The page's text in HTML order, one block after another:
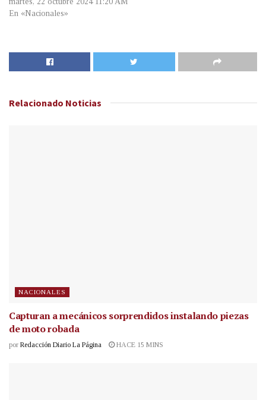
En «Nacionales»
Relacionado Noticias
NACIONALES
Capturan a mecánicos sorprendidos instalando piezas
de moto robada
por Redacción Diario La Página HACE 15 MINS